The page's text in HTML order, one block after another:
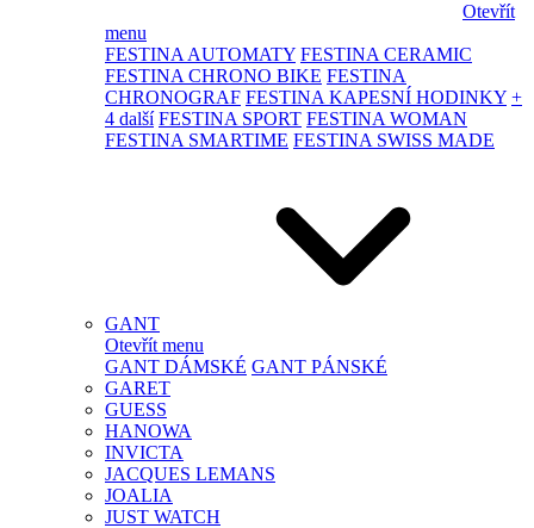
Otevřít
menu
FESTINA AUTOMATY FESTINA CERAMIC
FESTINA CHRONO BIKE FESTINA
CHRONOGRAF FESTINA KAPESNÍ HODINKY +
4 další FESTINA SPORT FESTINA WOMAN
FESTINA SMARTIME FESTINA SWISS MADE
GANT
Otevřít menu
GANT DÁMSKÉ GANT PÁNSKÉ
GARET
GUESS
HANOWA
INVICTA
JACQUES LEMANS
JOALIA
JUST WATCH